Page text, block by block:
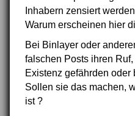
Inhabern zensiert
Warum erscheinen hier
Bei Binlayer oder
falschen Posts ihren
Existenz gefährden oder
Sollen sie das machen,
ist ?